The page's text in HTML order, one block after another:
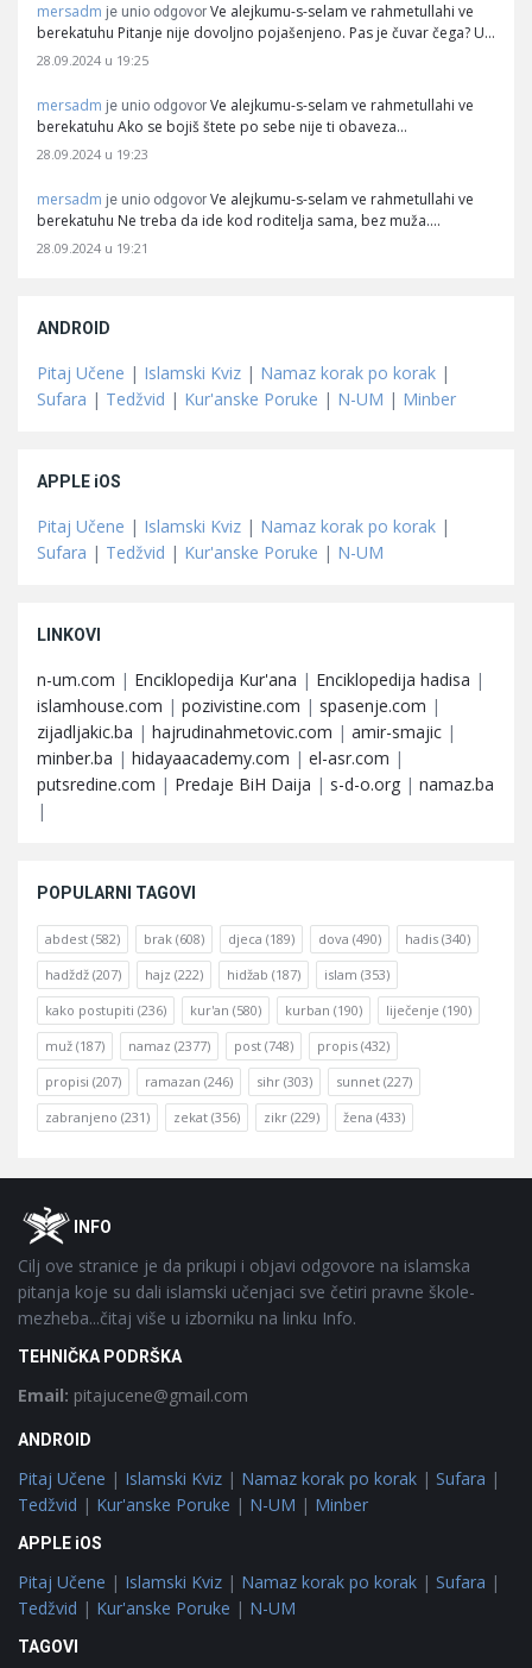
mersadm je unio odgovor Ve alejkumu-s-selam ve rahmetullahi ve
berekatuhu Pitanje nije dovoljno pojašenjeno. Pas je čuvar čega? U…
28.09.2024 u 19:25
mersadm je unio odgovor Ve alejkumu-s-selam ve rahmetullahi ve
berekatuhu Ako se bojiš štete po sebe nije ti obaveza…
28.09.2024 u 19:23
mersadm je unio odgovor Ve alejkumu-s-selam ve rahmetullahi ve
berekatuhu Ne treba da ide kod roditelja sama, bez muža.…
28.09.2024 u 19:21
ANDROID
Pitaj Učene | Islamski Kviz | Namaz korak po korak |
Sufara | Tedžvid | Kur'anske Poruke | N-UM | Minber
APPLE iOS
Pitaj Učene | Islamski Kviz | Namaz korak po korak |
Sufara | Tedžvid | Kur'anske Poruke | N-UM
LINKOVI
n-um.com | Enciklopedija Kur'ana | Enciklopedija hadisa |
islamhouse.com | pozivistine.com | spasenje.com |
zijadljakic.ba | hajrudinahmetovic.com | amir-smajic |
minber.ba | hidayaacademy.com | el-asr.com |
putsredine.com | Predaje BiH Daija | s-d-o.org | namaz.ba
|
POPULARNI TAGOVI
abdest (582) brak (608) djeca (189) dova (490) hadis (340)
hadždž (207) hajz (222) hidžab (187) islam (353)
kako postupiti (236) kur'an (580) kurban (190) liječenje (190)
muž (187) namaz (2377) post (748) propis (432)
propisi (207) ramazan (246) sihr (303) sunnet (227)
zabranjeno (231) zekat (356) zikr (229) žena (433)
FooterOINFO
Cilj ove stranice je da prikupi i objavi odgovore na islamska
pitanja koje su dali islamski učenjaci sve četiri pravne škole-
mezheba...čitaj više u izborniku na linku Info.
TEHNIČKA PODRŠKA
Email: pitajucene@gmail.com
ANDROID
Pitaj Učene | Islamski Kviz | Namaz korak po korak | Sufara |
Tedžvid | Kur'anske Poruke | N-UM | Minber
APPLE iOS
Pitaj Učene | Islamski Kviz | Namaz korak po korak | Sufara |
Tedžvid | Kur'anske Poruke | N-UM
TAGOVI